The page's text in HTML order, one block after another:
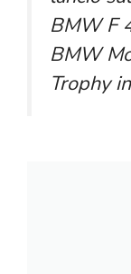
BMW F
BMW
Trophy